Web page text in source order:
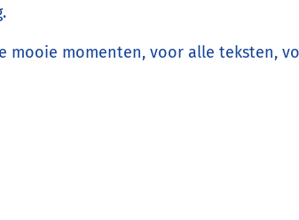
mooie momenten, voor alle teksten,